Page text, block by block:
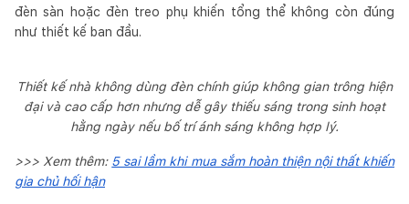
đèn sàn hoặc đèn treo phụ khiến tổng thể không còn đúng
như thiết kế ban đầu.
Thiết kế nhà không dùng đèn chính giúp không gian trông hiện
đại và cao cấp hơn nhưng dễ gây thiếu sáng trong sinh hoạt
hằng ngày nếu bố trí ánh sáng không hợp lý.
>>> Xem thêm: 5 sai lầm khi mua sắm hoàn thiện nội thất khiến
gia chủ hối hận